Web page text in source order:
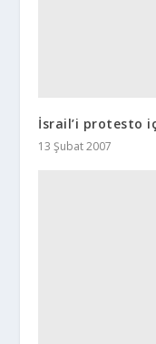
İsrail’i protesto
13 Şubat 2007